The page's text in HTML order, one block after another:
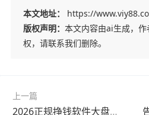
本文地址：
https://
版权声明： 本文内容由ai生成，
权，请联系我们删除。
上一篇
2026正规挣钱软件大盘点：新手也能轻松日赚百元